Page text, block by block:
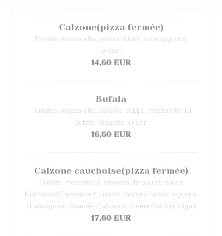
Calzone(pizza fermée)
Tomate, mozzarella, jambon blanc, champignons,
origan
14,60 EUR
Bufala
Tomates, mozzarella, salame, coppa, mozzarella Di
Bufala, roquette, origan
16,60 EUR
Calzone cauchoise(pizza fermée)
Tomate, mozzarella, émincés de poulet, sauce
Normande(Camembert, Livarot, lardons fumés, oignons,
champignons flambés Calvados, crème fraîche) origan
17,60 EUR